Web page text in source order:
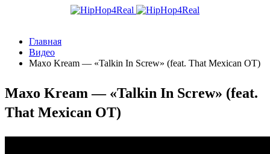
Главная
Видео
Maxo Kream — «Talkin In Screw» (feat. That Mexican OT)
Maxo Kream — «Talkin In Screw» (feat.
That Mexican OT)